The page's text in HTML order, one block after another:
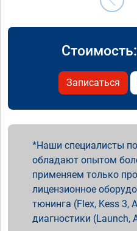
Записаться
Наши специалисты
обладают опытом
применяем только
лицензионное
тюнинга (Flex, Kess 3,
диагностики (Launch,